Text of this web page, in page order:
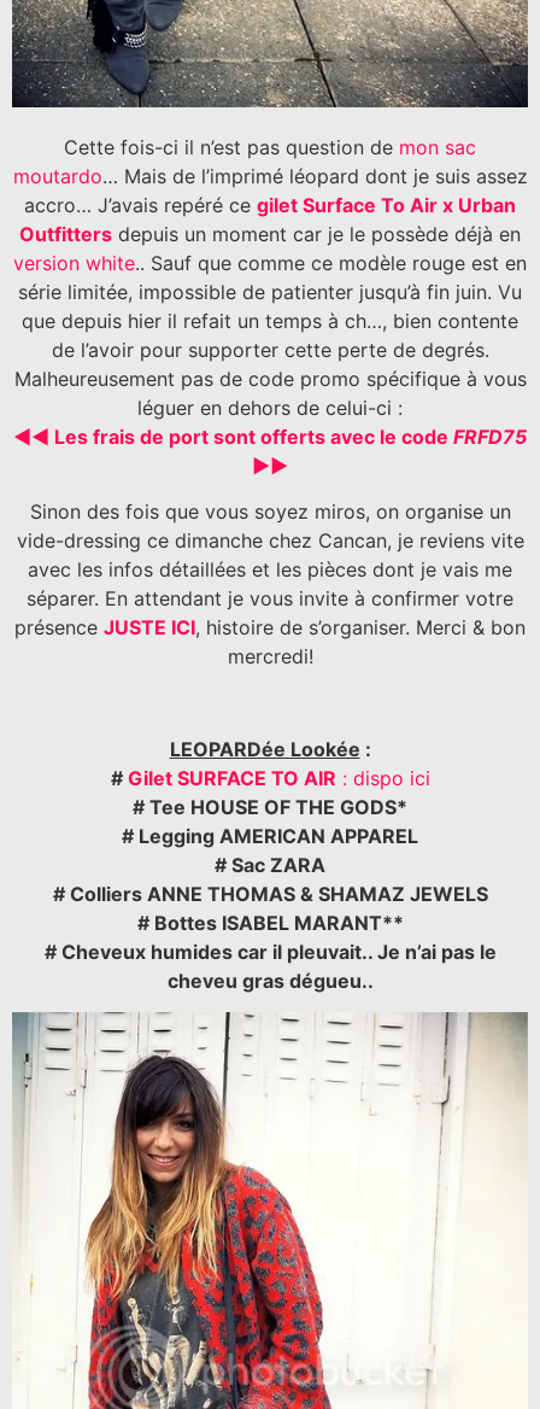
Cette fois-ci il n’est pas question de mon sac
moutardo… Mais de l’imprimé léopard dont je suis assez
accro… J’avais repéré ce gilet Surface To Air x Urban
Outfitters depuis un moment car je le possède déjà en
version white.. Sauf que comme ce modèle rouge est en
série limitée, impossible de patienter jusqu’à fin juin. Vu
que depuis hier il refait un temps à ch…, bien contente
de l’avoir pour supporter cette perte de degrés.
Malheureusement pas de code promo spécifique à vous
léguer en dehors de celui-ci :
◀◀ Les frais de port sont offerts avec le code FRFD75
►►
Sinon des fois que vous soyez miros, on organise un
vide-dressing ce dimanche chez Cancan, je reviens vite
avec les infos détaillées et les pièces dont je vais me
séparer. En attendant je vous invite à confirmer votre
présence JUSTE ICI, histoire de s’organiser. Merci & bon
mercredi!
LEOPARDée Lookée :
# Gilet SURFACE TO AIR : dispo ici
# Tee HOUSE OF THE GODS*
# Legging AMERICAN APPAREL
# Sac ZARA
# Colliers ANNE THOMAS & SHAMAZ JEWELS
# Bottes ISABEL MARANT**
# Cheveux humides car il pleuvait.. Je n’ai pas le
cheveu gras dégueu..